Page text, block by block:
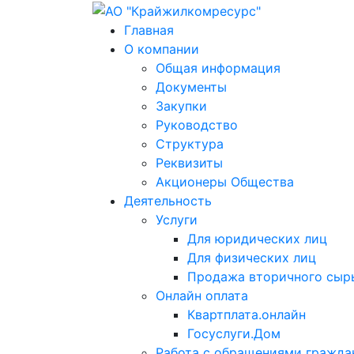
Главная
О компании
Общая информация
Документы
Закупки
Руководство
Структура
Реквизиты
Акционеры Общества
Деятельность
Услуги
Для юридических лиц
Для физических лиц
Продажа вторичного
Онлайн оплата
Квартплата.онлайн
Госуслуги.Дом